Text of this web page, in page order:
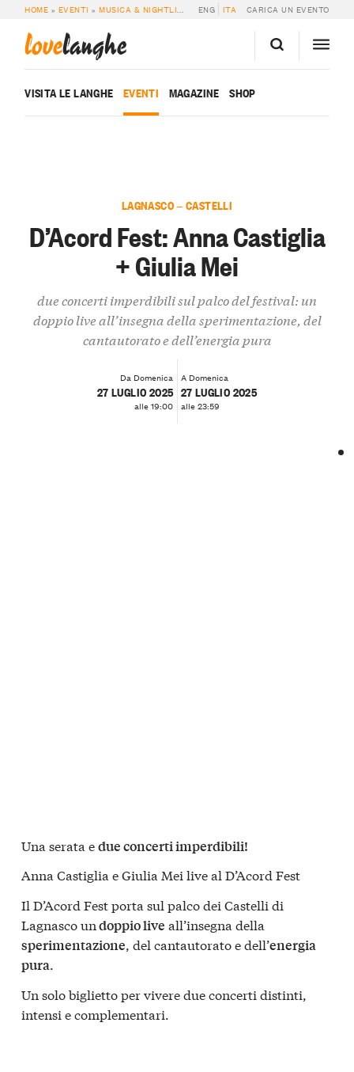
HOME » EVENTI »MUSICA & NIGHTLIFE D’ACORD FEST: ANNA CASTIGLIA +
ENG ITA CARICA UN EVENTO
lovelanghe
VISITA LE LANGHE EVENTI MAGAZINE SHOP
LAGNASCO — CASTELLI
D’Acord Fest: Anna Castiglia
+ Giulia Mei
due concerti imperdibili sul palco del festival: un
doppio live all’insegna della sperimentazione, del
cantautorato e dell’energia pura
Da Domenica
27 LUGLIO 2025
alle 19:00
A Domenica
27 LUGLIO 2025
alle 23:59
Una serata edue concerti imperdibili!
Anna Castiglia e Giulia Mei live al D’Acord Fest
Il D’Acord Fest porta sul palco dei Castelli di
Lagnasco undoppio live all’insegna della
sperimentazione, del cantautorato e dell’energia
pura.
Un solo biglietto per vivere due concerti distinti,
intensi e complementari.